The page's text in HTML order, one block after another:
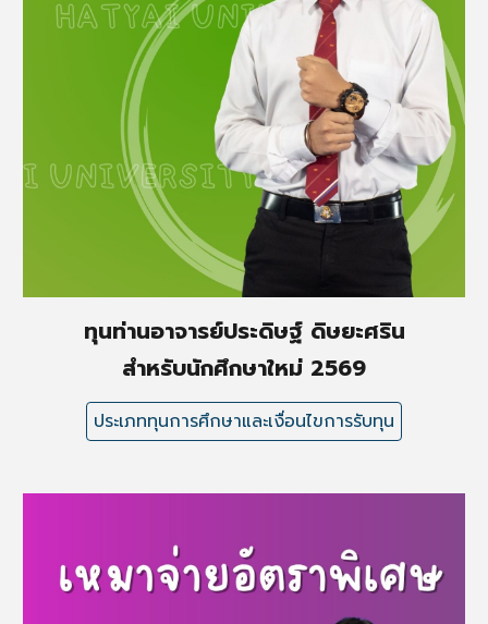
ทุนท่านอาจารย์ประดิษฐ์ ดิษยะศริน
สำหรับนักศึกษาใหม่ 2569
ประเภททุนการศึกษาและเงื่อนไขการรับทุน